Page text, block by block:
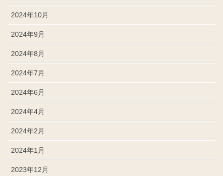
2024年10月
2024年9月
2024年8月
2024年7月
2024年6月
2024年4月
2024年2月
2024年1月
2023年12月